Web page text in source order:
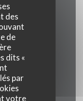
des
de
dits «
par
votre
à mobilité
Titres
Express,